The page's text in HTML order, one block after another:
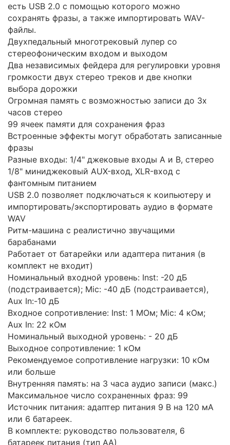
есть USB 2.0 с помощью которого можно
сохранять фразы, а также импортировать WAV-
файлы.
Двухпедальный многотрековый лупер со
стереофоническим входом и выходом
Два независимых фейдера для регулировки уровня
громкости двух стерео треков и две кнопки
выбора дорожки
Огромная память с возможностью записи до 3х
часов стерео
99 ячеек памяти для сохранения фраз
Встроенные эффекты могут обработать записанные
фразы
Разные входы: 1/4" джековые входы А и В, стерео
1/8" миниджековый AUX-вход, XLR-вход с
фантомным питанием
USB 2.0 позволяет подключаться к коипьютеру и
импортировать/экспортировать аудио в формате
WAV
Ритм-машина с реалистично звучащими
барабанами
Работает от батарейки или адаптера питания (в
комплект не входит)
Номинальный входной уровень: Inst: -20 дБ
(подстраивается); Mic: -40 дБ (подстраивается),
Aux In:-10 дБ
Входное сопротивление: Inst: 1 МОм; Mic: 4 кОм;
Aux In: 22 кОм
Номинальный выходной уровень: - 20 дБ
Выходное сопротивление: 1 кОм
Рекомендуемое сопротивление нагрузки: 10 кОм
или больше
Внутренняя память: на 3 часа аудио записи (макс.)
Максимальное число сохраненных фраз: 99
Источник питания: адаптер питания 9 В на 120 мА
или 6 батареек.
В комплекте: руководство пользователя, 6
батареек питания (тип АА)